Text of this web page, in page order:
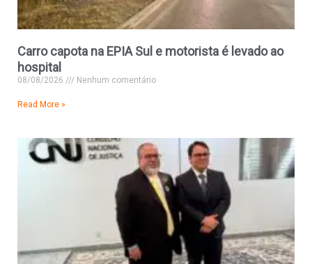
Carro capota na EPIA Sul e motorista é levado ao
hospital
08/08/2026 Nenhum comentário
Read More »